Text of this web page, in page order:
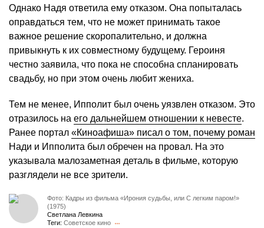
Однако Надя ответила ему отказом. Она попыталась
оправдаться тем, что не может принимать такое
важное решение скоропалительно, и должна
привыкнуть к их совместному будущему. Героиня
честно заявила, что пока не способна спланировать
свадьбу, но при этом очень любит жениха.
Тем не менее, Ипполит был очень уязвлен отказом. Это
отразилось на его дальнейшем отношении к невесте.
Ранее портал «Киноафиша» писал о том, почему роман
Нади и Ипполита был обречен на провал. На это
указывала малозаметная деталь в фильме, которую
разглядели не все зрители.
Фото: Кадры из фильма «Ирония судьбы, или С легким паром!»
(1975)
Светлана Левкина
Теги: Советское кино